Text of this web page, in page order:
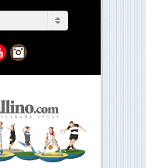
YouTubeInstagram